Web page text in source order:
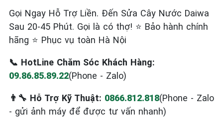
Gọi Ngay Hỗ Trợ Liền. Đến Sửa Cây Nước Daiwa
Sau 20-45 Phút. Gọi là có thợ! ⭐ Bảo hành chính
hãng ⭐ Phục vụ toàn Hà Nội
📞 HotLine Chăm Sóc Khách Hàng:
09.86.85.89.22(Phone - Zalo)
👨‍🔧 Hỗ Trợ Kỹ Thuật: 0866.812.818(Phone - Zalo
- gửi ảnh máy để được tư vấn nhanh)